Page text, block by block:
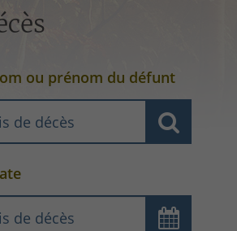
ou prénom du défunt